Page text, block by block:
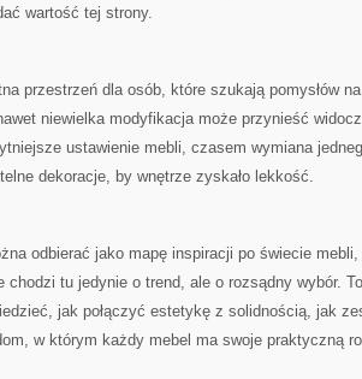
wartość tej strony.
przestrzeń dla osób, które szukają pomysłów
niewielka modyfikacja może przynieść
ustawienie mebli, czasem wymiana
dekoracje, by wnętrze zyskało lekkość.
odbierać jako mapę inspiracji po świecie
chodzi tu jedynie o trend, ale o rozsądny wybór.
jak połączyć estetykę z solidnością, jak
w którym każdy mebel ma swoje praktyczną